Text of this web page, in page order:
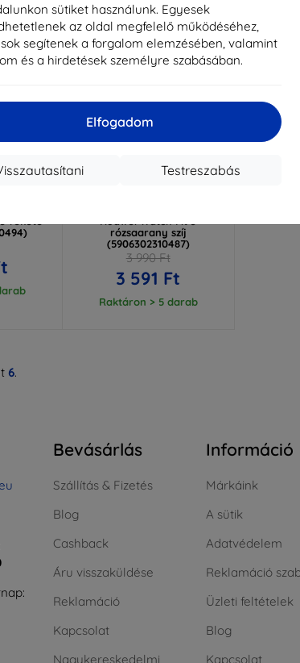
sütiket használunk. Egyesek
az oldal megfelelő működéséhez,
segítenek a forgalom elemzésében, valamint
és a hirdetések személyre szabásában.
Elfogadom
Testreszabás
EXTRA10
fekete
Kedvezmény
EXTRA10
rózsaarany szíj
(5906302310487)
3 990 Ft
3 591 Ft
Raktáron > 5 darab
6.
Bevásárlás
Szállítás & Fizetés
Blog
Cashback
Áru visszaküldése
Reklamáció
Kapcsolat
Nagykereskedelmi
Információ
Márkáink
A sütik
Adatvédelem
Reklamáció
Üzleti feltételek
Blog
Kapcsolat